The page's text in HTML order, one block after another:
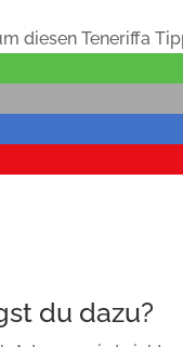
diesen Teneriffa